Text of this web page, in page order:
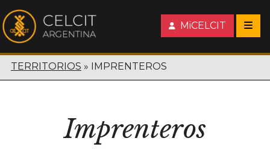
MiCELCIT
TERRITORIOS IMPRENTEROS
Imprenteros